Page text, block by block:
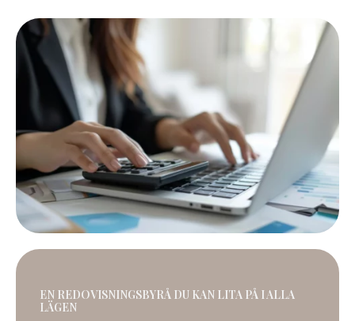
EN REDOVISNINGSBYRÅ DU KAN LITA PÅ I ALLA
LÄGEN